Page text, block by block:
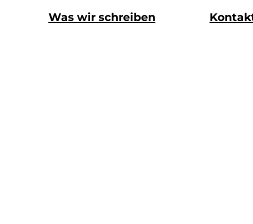
Was wir schreiben